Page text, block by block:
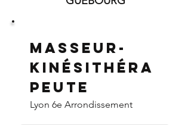
Masseur-
Kinésithéra
peute
Lyon 6e Arrondissement